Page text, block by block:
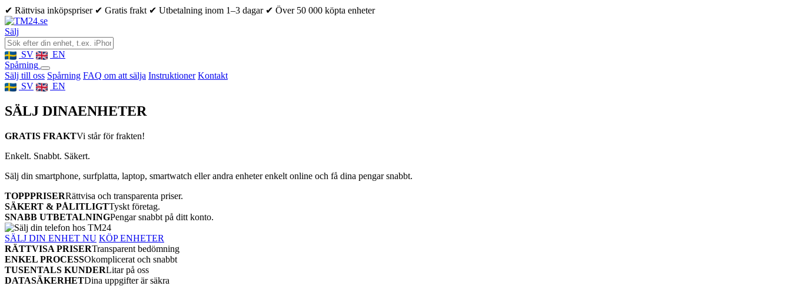
✔ Rättvisa inköpspriser ✔ Gratis frakt ✔ Utbetalning inom 1–3 dagar ✔ Över 50 000 köpta enheter
Sälj
SV
EN
Spårning
Sälj till oss Spårning FAQ om att sälja Instruktioner Kontakt
SV
EN
SÄLJ DINAENHETER
GRATIS FRAKTVi står för frakten!
Enkelt. Snabbt. Säkert.
Sälj din smartphone, surfplatta, laptop, smartwatch eller andra enheter enkelt online och få dina pengar snabbt.
TOPPPRISERRättvisa och transparenta priser.
SÄKERT & PÅLITLIGTTyskt företag.
SNABB UTBETALNINGPengar snabbt på ditt konto.
SÄLJ DIN ENHET NU KÖP ENHETER
RÄTTVISA PRISERTransparent bedömning
ENKEL PROCESSOkomplicerat och snabbt
TUSENTALS KUNDERLitar på oss
DATASÄKERHETDina uppgifter är säkra